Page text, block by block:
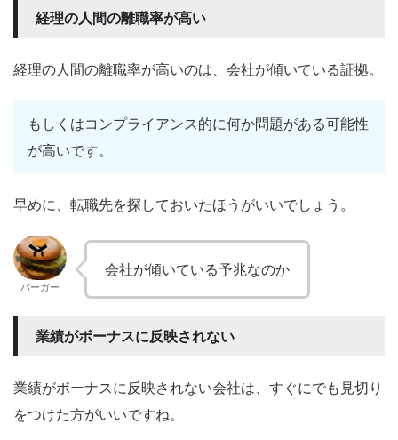
経理の人間の離職率が高い
経理の人間の離職率が高いのは、会社が傾いている証拠。
もしくはコンプライアンス的に何か問題がある可能性
が高いです。
早めに、転職先を探しておいたほうがいいでしょう。
バーガー
会社が傾いている予兆なのか
業績がボーナスに反映されない
業績がボーナスに反映されない会社は、すぐにでも見切り
をつけた方がいいですね。